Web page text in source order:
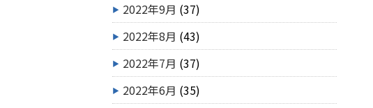
2022年9月 (37)
2022年8月 (43)
2022年7月 (37)
2022年6月 (35)